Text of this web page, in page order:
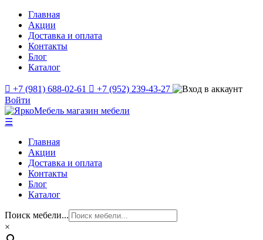
Главная
Акции
Доставка и оплата
Контакты
Блог
Каталог
+7 (981) 688-02-61
+7 (952) 239-43-27
Войти
☰
Главная
Акции
Доставка и оплата
Контакты
Блог
Каталог
Поиск мебели...
×